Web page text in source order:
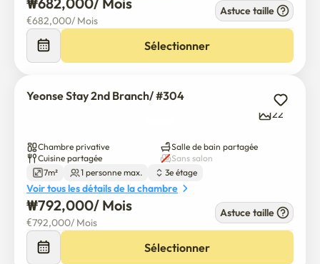
• grille-pain
• Bouilloire électrique
• Potts, vaisselle et ustensiles de cuisine
• Wi-Fi à grande vitesse
• Membres professionnels de la lutte antiparasitaire de
l'UNESCO
🛡 Sécurité et sûreté
• Caméras d'entrée
• Surveillance de la terrasse
€682,000/ Mois
Astuce taille
Sélectionner
Yeonse Stay 2nd Branch/ #304
22
Chambre privative
Salle de bain partagée
Cuisine partagée
Sans salon
7m²
1 personne max. 3e étage
Voir tous les détails de la chambre
₩792,000/ Mois
€792,000/ Mois
Astuce taille
Sélectionner